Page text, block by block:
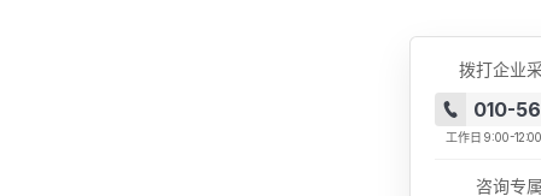
拨打企业
010-
工作日 9:00-12:00
咨询专